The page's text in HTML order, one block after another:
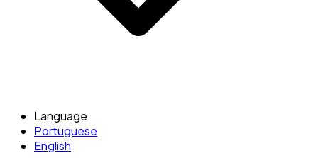
Language
Portuguese
English